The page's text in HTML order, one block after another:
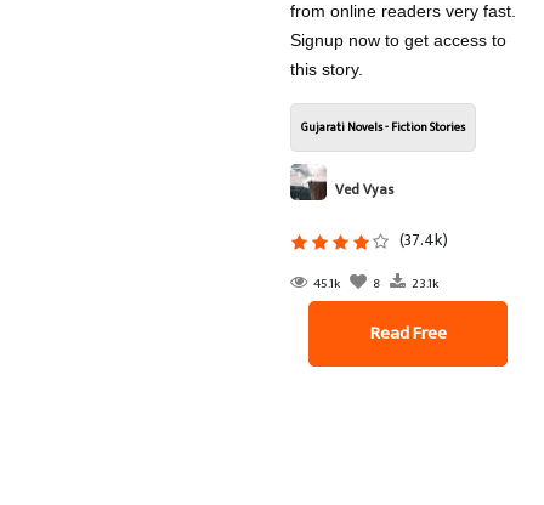
from online readers very fast.
Signup now to get access to
this story.
Gujarati Novels - Fiction Stories
Ved Vyas
(37.4k)
45.1k 8 23.1k
Read Free